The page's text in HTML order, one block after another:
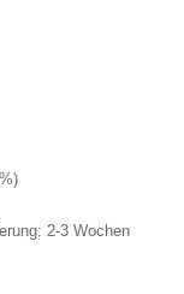
2-3 Wochen